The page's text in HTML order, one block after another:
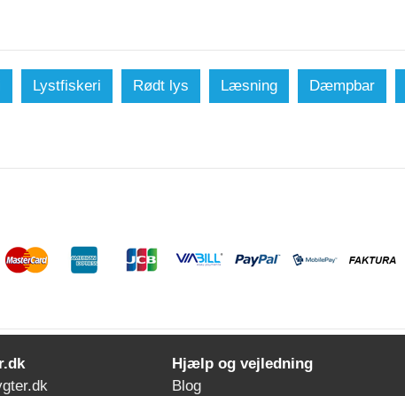
Lystfiskeri Rødt lys Læsning Dæmpbar
Hjælp og vejledning
Blog